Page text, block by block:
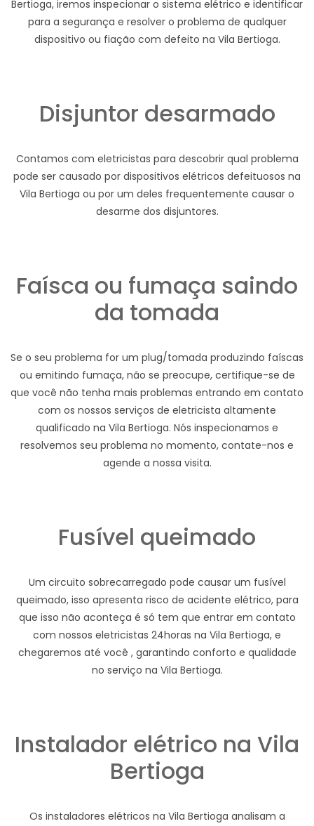
Bertioga, iremos inspecionar o sistema elétrico e identificar
para a segurança e resolver o problema de qualquer
dispositivo ou fiação com defeito na Vila Bertioga.
Disjuntor desarmado
Contamos com eletricistas para descobrir qual problema
pode ser causado por dispositivos elétricos defeituosos na
Vila Bertioga ou por um deles frequentemente causar o
desarme dos disjuntores.
Faísca ou fumaça saindo
da tomada
Se o seu problema for um plug/tomada produzindo faíscas
ou emitindo fumaça, não se preocupe, certifique-se de
que você não tenha mais problemas entrando em contato
com os nossos serviços de eletricista altamente
qualificado na Vila Bertioga. Nós inspecionamos e
resolvemos seu problema no momento, contate-nos e
agende a nossa visita.
Fusível queimado
Um circuito sobrecarregado pode causar um fusível
queimado, isso apresenta risco de acidente elétrico, para
que isso não aconteça é só tem que entrar em contato
com nossos eletricistas 24horas na Vila Bertioga, e
chegaremos até você , garantindo conforto e qualidade
no serviço na Vila Bertioga.
Instalador elétrico na Vila
Bertioga
Os instaladores elétricos na Vila Bertioga analisam a